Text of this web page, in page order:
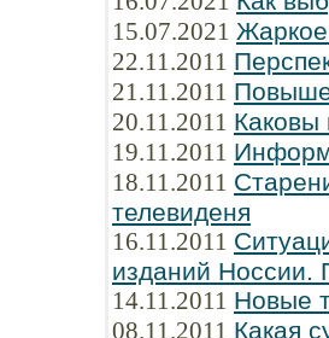
15.07.2021
22.11.2011
21.11.2011
20.11.2011 Каковы
19.11.2011
18.11.2011
телевиденя
16.11.2011
изданий Hоссии.
14.11.2011 Новые
08.11.2011 Какая